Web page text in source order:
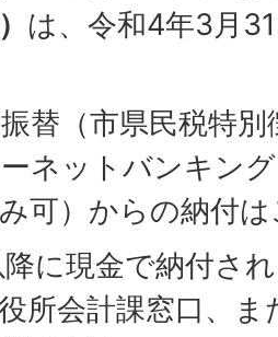
は、令和4年3月
替（市県民税特
ネットバンキン
可）からの納付
に現金で納付さ
所会計課窓口、